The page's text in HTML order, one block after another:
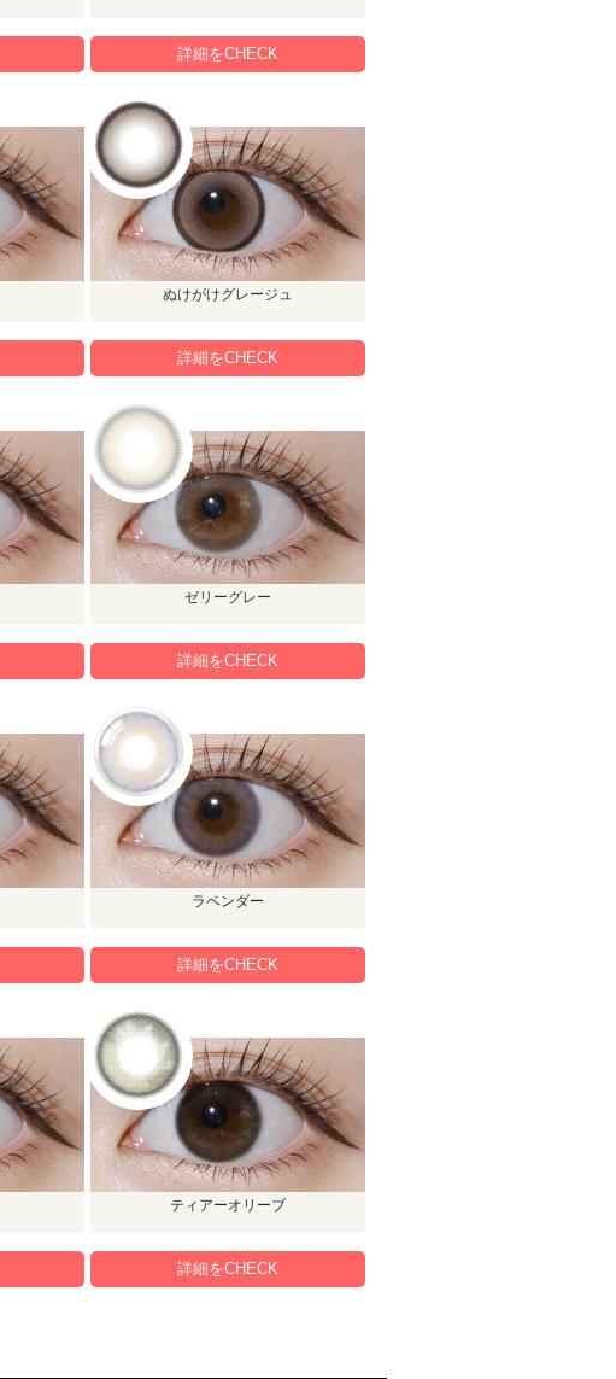
詳細をCHECK
ぬけがけグレージュ
詳細をCHECK
ゼリーグレー
詳細をCHECK
ラベンダー
詳細をCHECK
ティアーオリーブ
詳細をCHECK